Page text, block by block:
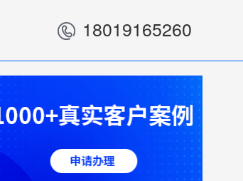
18019165260